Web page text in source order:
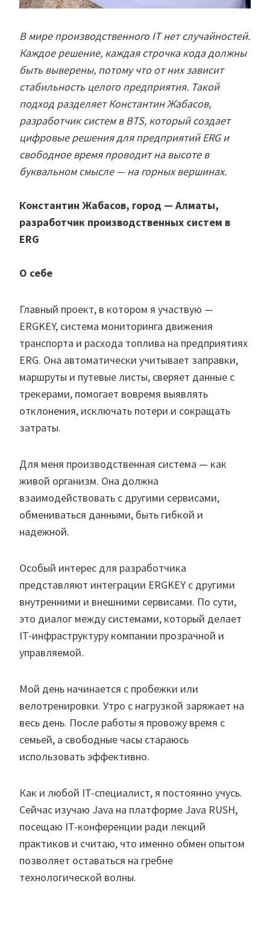
В мире производственного IT нет случайностей.
Каждое решение, каждая строчка кода должны
быть выверены, потому что от них зависит
стабильность целого предприятия. Такой
подход разделяет Константин Жабасов,
разработчик систем в BTS, который создает
цифровые решения для предприятий ERG и
свободное время проводит на высоте в
буквальном смысле — на горных вершинах.
Константин Жабасов, город — Алматы,
разработчик производственных систем в
ERG
О себе
Главный проект, в котором я участвую —
ERGKEY, система мониторинга движения
транспорта и расхода топлива на предприятиях
ERG. Она автоматически учитывает заправки,
маршруты и путевые листы, сверяет данные с
трекерами, помогает вовремя выявлять
отклонения, исключать потери и сокращать
затраты.
Для меня производственная система — как
живой организм. Она должна
взаимодействовать с другими сервисами,
обмениваться данными, быть гибкой и
надежной.
Особый интерес для разработчика
представляют интеграции ERGKEY с другими
внутренними и внешними сервисами. По сути,
это диалог между системами, который делает
IT-инфраструктуру компании прозрачной и
управляемой.
Мой день начинается с пробежки или
велотренировки. Утро с нагрузкой заряжает на
весь день. После работы я провожу время с
семьей, а свободные часы стараюсь
использовать эффективно.
Как и любой IT-специалист, я постоянно учусь.
Сейчас изучаю Java на платформе Java RUSH,
посещаю IT-конференции ради лекций
практиков и считаю, что именно обмен опытом
позволяет оставаться на гребне
технологической волны.